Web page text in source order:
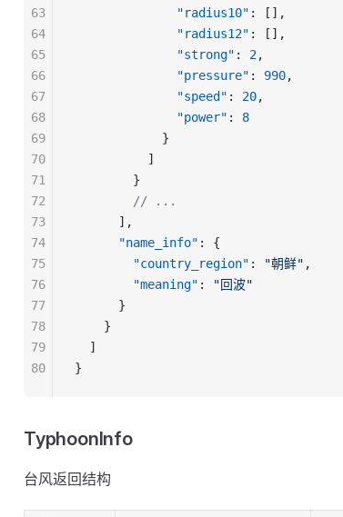
              "radius10"
: [],
              "radius12"
: [],
              "strong"
: 2,
              "pressure"
: 990,
              "speed"
: 20,
              "power"
: 8
            }
          ]
        }
        // ...
      ],
      "name_info"
: {
        "country_region"
: "朝鲜" ,
        "meaning"
:
"回波"
      }
    }
  ]
}
63
64
65
66
67
68
69
70
71
72
73
74
75
76
77
78
79
80
TyphoonInfo
台风返回结构